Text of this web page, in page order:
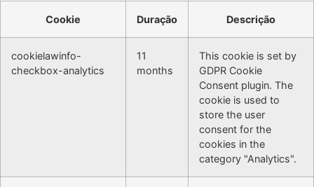
Cookie Duração Descrição
cookielawinfo-
checkbox-analytics
11
months
This cookie is set by
GDPR Cookie
Consent plugin. The
cookie is used to
store the user
consent for the
cookies in the
category "Analytics".